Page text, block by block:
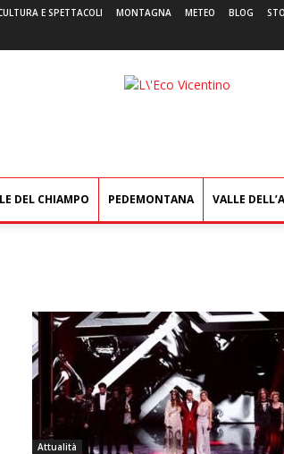
E SPETTACOLI MONTAGNA METEO BLOG
L'Eco
DEL CHIAMPO PEDEMONTANA VALLE
Attualità